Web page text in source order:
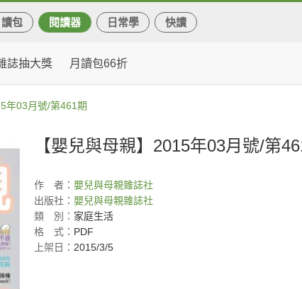
讀包 閱讀器 日常學 快讀
誌抽大獎 月讀包66折
年03月號/第461期
【嬰兒與母親】2015年03月號/第
作 者： 嬰兒與母親雜誌社
出版社： 嬰兒與母親雜誌社
類
別： 家庭生活
格
式： PDF
上架日： 2015/3/5